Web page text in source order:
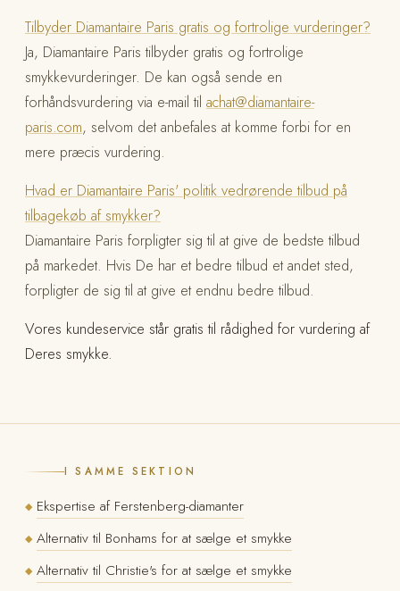
Tilbyder Diamantaire Paris gratis og fortrolige vurderinger?
Ja, Diamantaire Paris tilbyder gratis og fortrolige
smykkevurderinger. De kan også sende en
forhåndsvurdering via e-mail til achat@diamantaire-
paris.com, selvom det anbefales at komme forbi for en
mere præcis vurdering.
Hvad er Diamantaire Paris' politik vedrørende tilbud på
tilbagekøb af smykker?
Diamantaire Paris forpligter sig til at give de bedste tilbud
på markedet. Hvis De har et bedre tilbud et andet sted,
forpligter de sig til at give et endnu bedre tilbud.
Vores kundeservice står gratis til rådighed for vurdering af
Deres smykke.
I SAMME SEKTION
◆ Ekspertise af Ferstenberg-diamanter
◆ Alternativ til Bonhams for at sælge et smykke
◆ Alternativ til Christie's for at sælge et smykke